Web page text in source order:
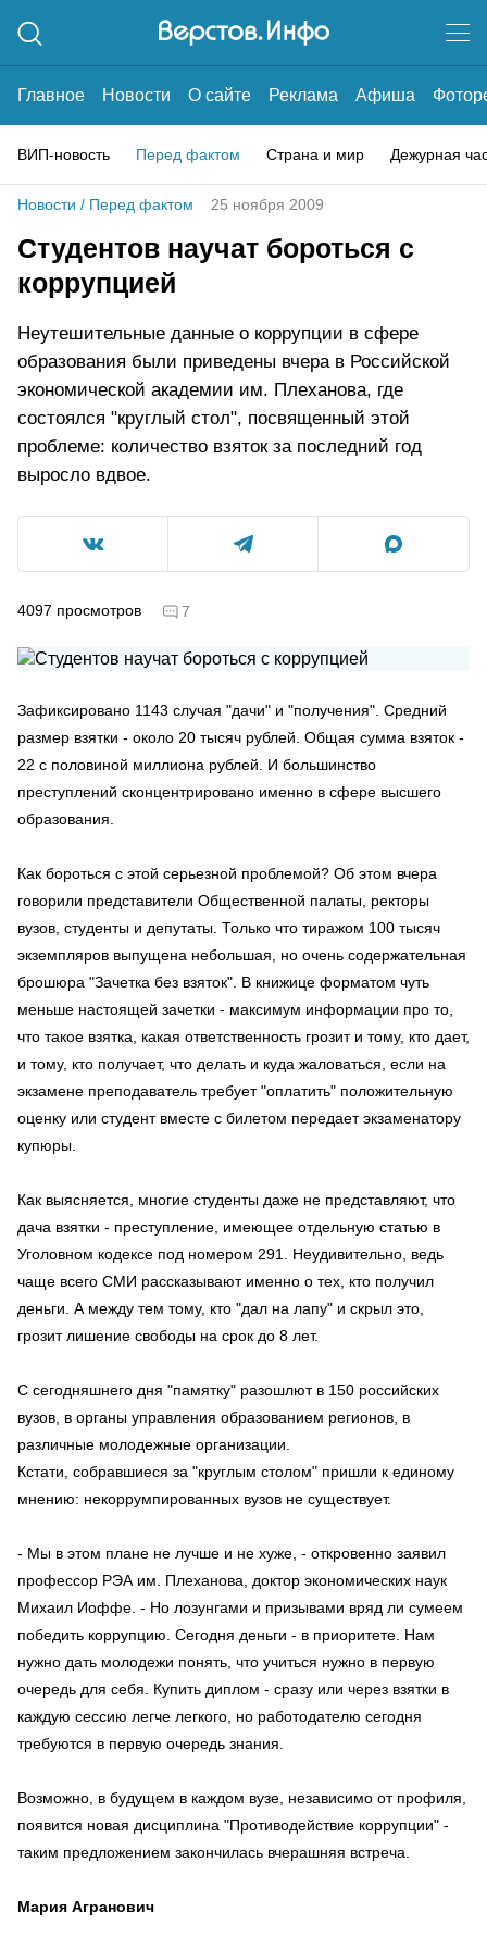
Главное Новости О сайте Реклама Афиша
ВИП-новость Перед фактом Страна и мир Дежурная
Новости / Перед фактом 25 ноября 2009
Студентов научат бороться с
коррупцией
Неутешительные данные о коррупции в сфере
образования были приведены вчера в Российской
экономической академии им. Плеханова, где
состоялся "круглый стол", посвященный этой
проблеме: количество взяток за последний год
выросло вдвое.
4097 просмотров 7
Зафиксировано 1143 случая "дачи" и "получения". Средний
размер взятки - около 20 тысяч рублей. Общая сумма взяток -
22 с половиной миллиона рублей. И большинство
преступлений сконцентрировано именно в сфере высшего
образования.
Как бороться с этой серьезной проблемой? Об этом вчера
говорили представители Общественной палаты, ректоры
вузов, студенты и депутаты. Только что тиражом 100 тысяч
экземпляров выпущена небольшая, но очень содержательная
брошюра "Зачетка без взяток". В книжице форматом чуть
меньше настоящей зачетки - максимум информации про то,
что такое взятка, какая ответственность грозит и тому, кто дает,
и тому, кто получает, что делать и куда жаловаться, если на
экзамене преподаватель требует "оплатить" положительную
оценку или студент вместе с билетом передает экзаменатору
купюры.
Как выясняется, многие студенты даже не представляют, что
дача взятки - преступление, имеющее отдельную статью в
Уголовном кодексе под номером 291. Неудивительно, ведь
чаще всего СМИ рассказывают именно о тех, кто получил
деньги. А между тем тому, кто "дал на лапу" и скрыл это,
грозит лишение свободы на срок до 8 лет.
С сегодняшнего дня "памятку" разошлют в 150 российских
вузов, в органы управления образованием регионов, в
различные молодежные организации.
Кстати, собравшиеся за "круглым столом" пришли к единому
мнению: некоррумпированных вузов не существует.
- Мы в этом плане не лучше и не хуже, - откровенно заявил
профессор РЭА им. Плеханова, доктор экономических наук
Михаил Иоффе. - Но лозунгами и призывами вряд ли сумеем
победить коррупцию. Сегодня деньги - в приоритете. Нам
нужно дать молодежи понять, что учиться нужно в первую
очередь для себя. Купить диплом - сразу или через взятки в
каждую сессию легче легкого, но работодателю сегодня
требуются в первую очередь знания.
Возможно, в будущем в каждом вузе, независимо от профиля,
появится новая дисциплина "Противодействие коррупции" -
таким предложением закончилась вчерашняя встреча.
Мария Агранович